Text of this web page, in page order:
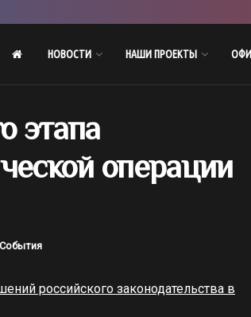
НОВОСТИ НАШИ ПРОЕКТЫ
этапа
операции
События
российского законодательства в